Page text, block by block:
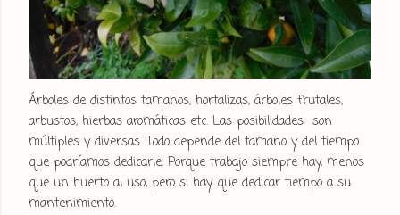
Árboles de distintos tamaños, hortalizas, árboles frutales,
arbustos, hierbas aromáticas etc. Las posibilidades son
múltiples y diversas. Todo depende del tamaño y del tiempo
que podríamos dedicarle. Porque trabajo siempre hay, menos
que un huerto al uso, pero si hay que dedicar tiempo a su
mantenimiento.